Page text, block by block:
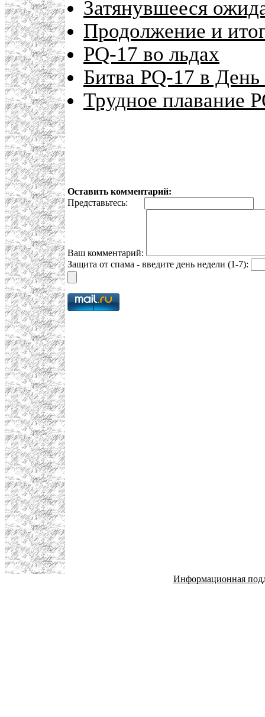
Затянувшееся
Продолжение и
PQ-17 во льдах
Битва PQ-17 в
Трудное плавание
Оставить комментарий:
Представьтесь:
Ваш комментарий:
Защита от спама - введите день недели (1-7):
Информационная